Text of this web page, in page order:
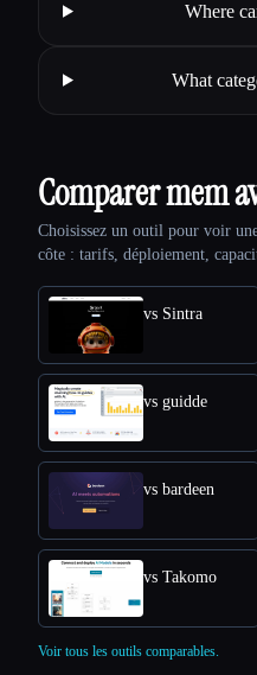
Where
What
Comparer mem
Choisissez un outil pour voir
côte : tarifs, déploiement,
vs Sintra
vs guidde
vs bardeen
vs Takomo
Voir tous les outils comparables.